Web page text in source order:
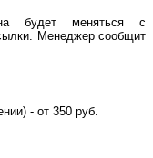
будет меняться с
Менеджер сообщит
- от 350 руб.